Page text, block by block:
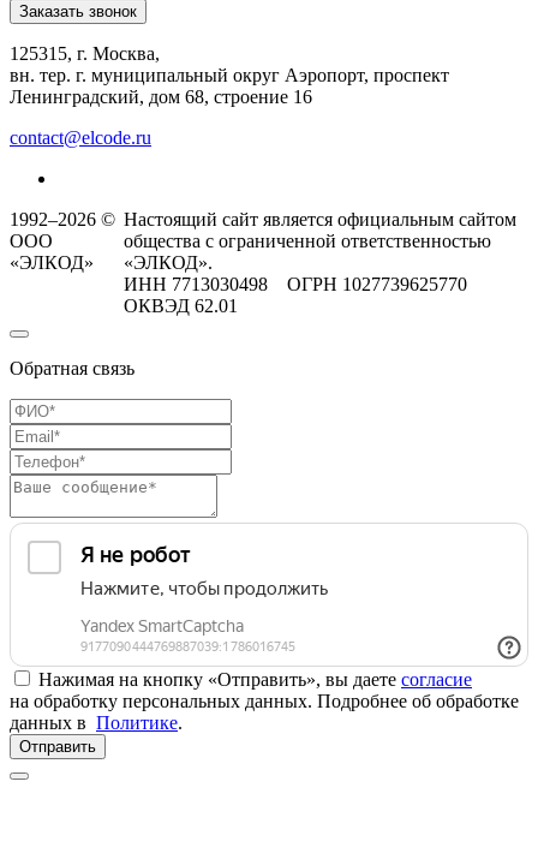
Заказать звонок
125315, г. Москва,
вн. тер. г. муниципальный округ Аэропорт, проспект
Ленинградский, дом 68, строение 16
contact@elcode.ru
1992–2026 ©
ООО
«ЭЛКОД»
Настоящий сайт является официальным сайтом
общества с ограниченной ответственностью
«ЭЛКОД».
ИНН 7713030498 ОГРН 1027739625770
ОКВЭД 62.01
Обратная связь
Нажимая на кнопку «Отправить», вы даете согласие
на обработку персональных данных. Подробнее об обработке
данных в Политике.
Отправить